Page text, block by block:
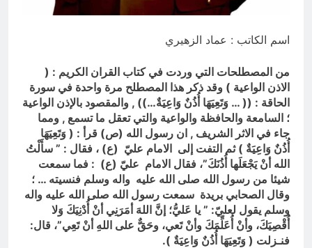
اسم الكاتب : عماد الزهيري
من المصطلحات التي وردت في كتاب القران الكريم : (
الاذن الواعية ) وقد ذكر هذا المصطلح مرة واحدة في سورة
الحاقة : (( … وَتَعِيَهَا أُذُنٌ وَاعِيَةٌ…)) , والمقصود بالإذن الواعية
؛ السامعة والحافظة والواعية والتي تعقل ما تسمع , ومما
جاء في الاثر الشريف , ان رسول الله (ص) قرأ : ( وَتَعِيَهَا
أُذُنٌ وَاعِيَةٌ ) ثم التفت إلى الامام عليّ (ع) ، فقال : ” سأَلْتُ
الله أنْ يَجْعَلَها أُذُنَكَ”، فقال الامام عليّ (ع) : فما سمعت
شيئا من رسول الله صلى الله عليه واله وسلم فنسيته … ؛
وقال الصحابي بريدة سمعت رسول الله صلى الله عليه واله
وسلم يقول لعليّ: ” يا عَليُّ؛ إنَّ اللهَ أمَرَنِي أنْ أُدْنِيَكَ وَلا
أُقْصِيَكَ، وأنْ أُعَلِّمَكَ وأنْ تَعي، وحَقٌّ على اللهِ أنْ تَعِي”، قال:
فنـزلت ( وَتَعِيَهَا أُذُنٌ وَاعِيَةٌ ).